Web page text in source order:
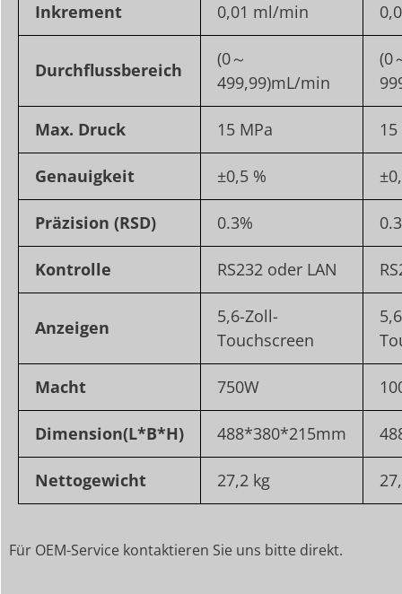
Inkrement 0,01 ml/min
Durchflussbereich
(0～
499,99)mL/min
(0
Max. Druck 15 MPa
Genauigkeit ±0,5 %
Präzision (RSD) 0.3%
Kontrolle RS232 oder LAN
Anzeigen
5,6-Zoll-
Touchscreen
Macht 750W
Dimension(L*B*H) 488*380*215mm
Nettogewicht 27,2 kg
Für OEM-Service kontaktieren Sie uns bitte direkt.